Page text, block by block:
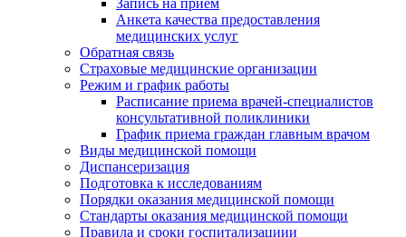
Запись на прием
Анкета качества предоставления
медицинских услуг
Обратная связь
Страховые медицинские организации
Режим и график работы
Расписание приема врачей-специалистов
консультативной поликлиники
График приема граждан главным врачом
Виды медицинской помощи
Диспансеризация
Подготовка к исследованиям
Порядки оказания медицинской помощи
Стандарты оказания медицинской помощи
Правила и сроки госпитализациии